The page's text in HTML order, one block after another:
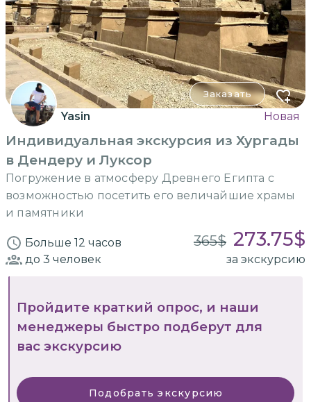
Заказать
Yasin Новая
Индивидуальная экскурсия из Хургады
в Дендеру и Луксор
Погружение в атмосферу Древнего Египта с
возможностью посетить его величайшие храмы
и памятники
Больше 12 часов 365$ 273.75$
до 3 человек за экскурсию
Пройдите краткий опрос, и наши
менеджеры быстро подберут для
вас экскурсию
Подобрать экскурсию